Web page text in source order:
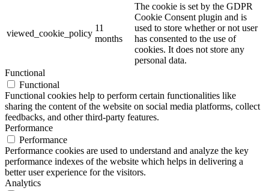
viewed_cookie_policy
11
months
The cookie is set by the GDPR
Cookie Consent plugin and is
used to store whether or not user
has consented to the use of
cookies. It does not store any
personal data.
Functional
Functional
Functional cookies help to perform certain functionalities like
sharing the content of the website on social media platforms, collect
feedbacks, and other third-party features.
Performance
Performance
Performance cookies are used to understand and analyze the key
performance indexes of the website which helps in delivering a
better user experience for the visitors.
Analytics